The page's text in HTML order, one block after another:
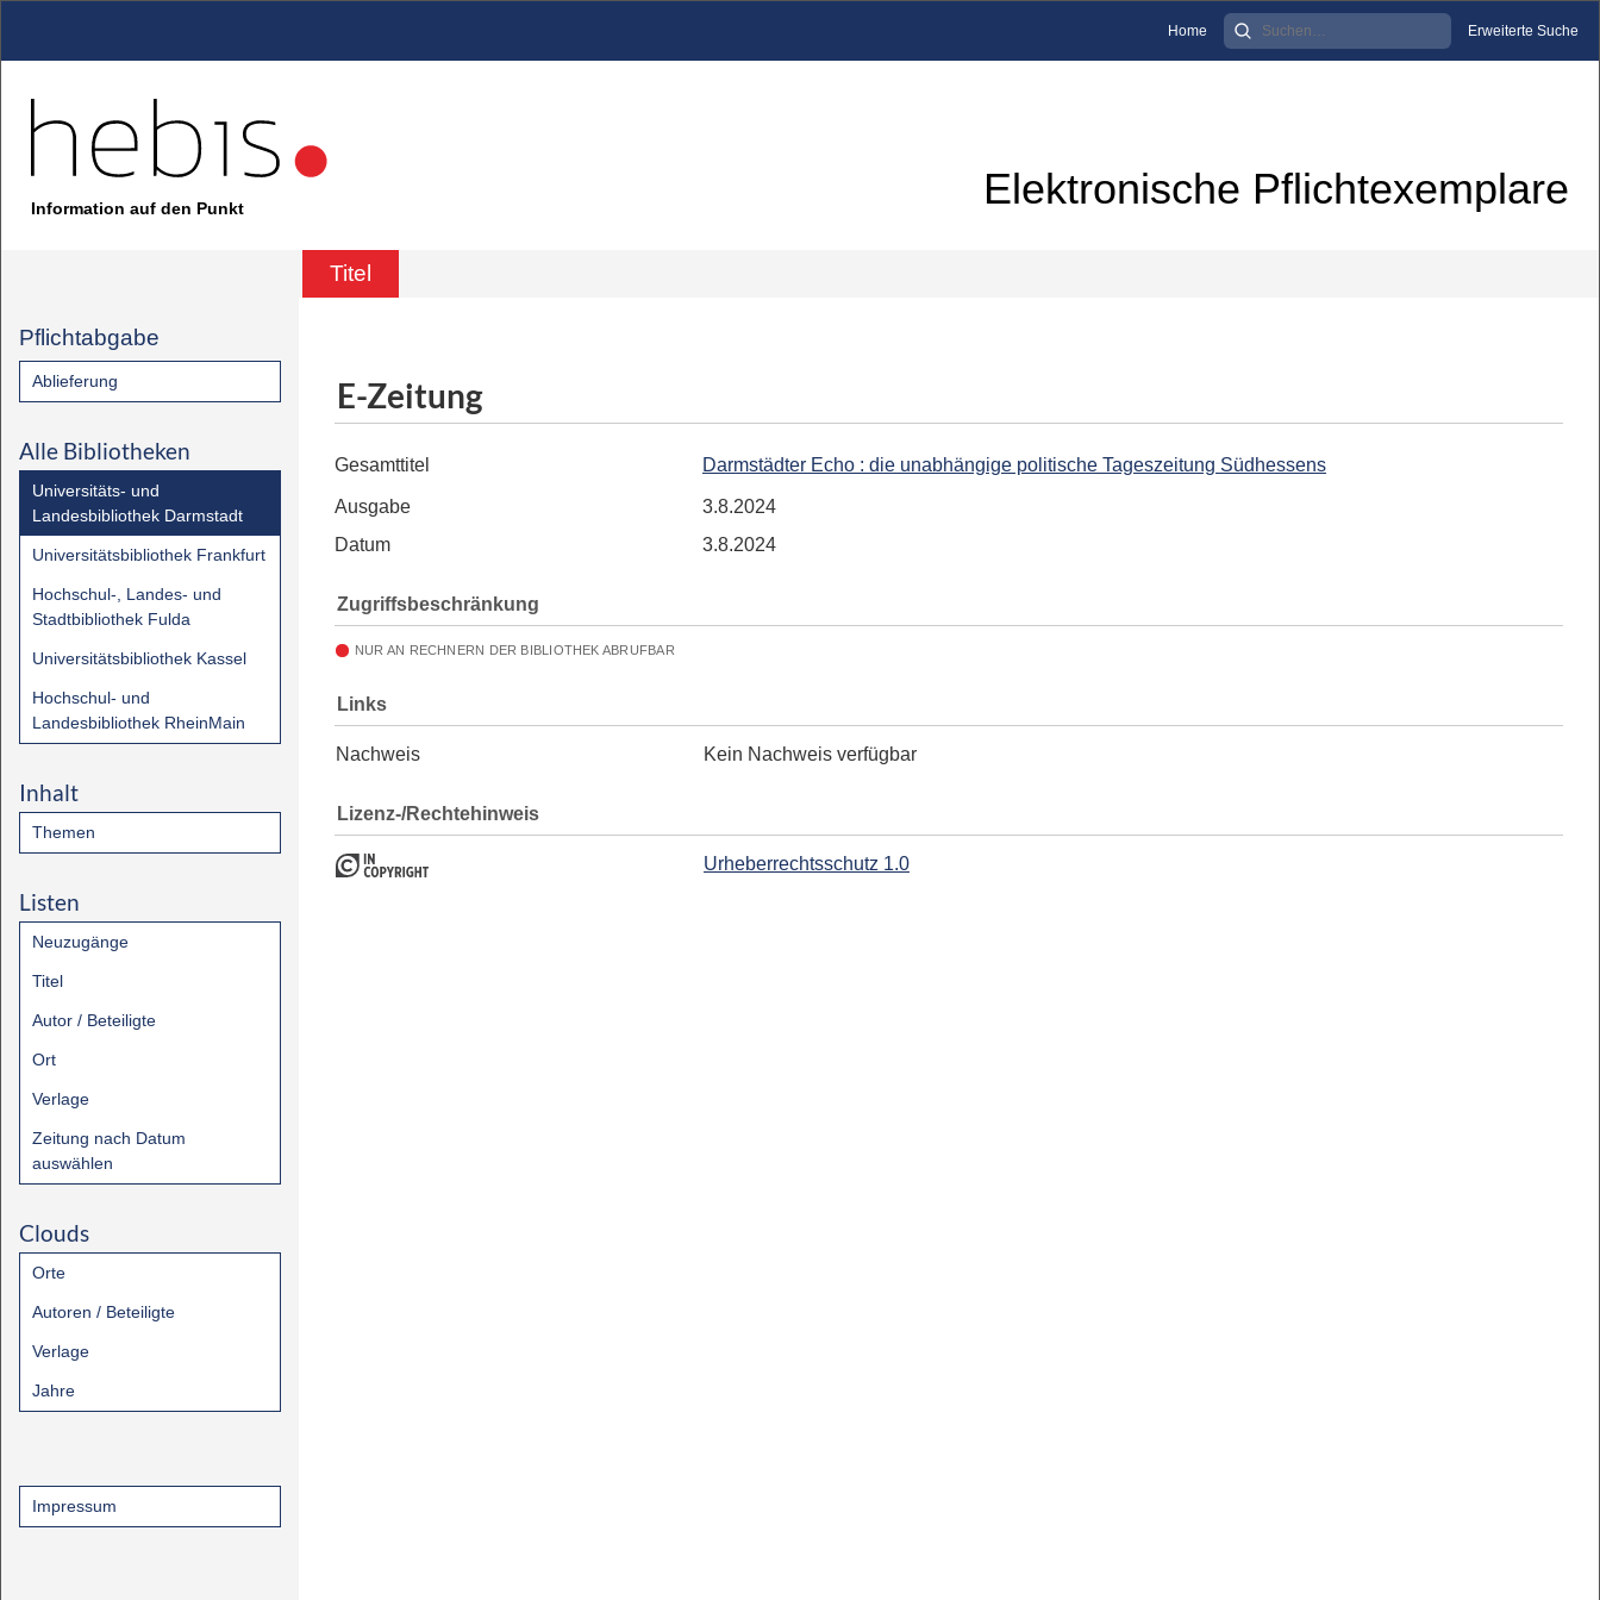
Home Erweiterte Suche
Information auf den Punkt Elektronische Pflichtexemplare
Titel
Pflichtabgabe
Ablieferung
Alle Bibliotheken
Universitäts- und
Landesbibliothek Darmstadt
Universitätsbibliothek Frankfurt
Hochschul-, Landes- und
Stadtbibliothek Fulda
Universitätsbibliothek Kassel
Hochschul- und
Landesbibliothek RheinMain
Inhalt
Themen
Listen
Neuzugänge
Titel
Autor / Beteiligte
Ort
Verlage
Zeitung nach Datum
auswählen
Clouds
Orte
Autoren / Beteiligte
Verlage
Jahre
Impressum
E-Zeitung
Gesamttitel Darmstädter Echo : die unabhängige politische Tageszeitung Südhessens
Ausgabe
3.8.2024
Datum
3.8.2024
Zugriffsbeschränkung
NUR AN RECHNERN DER BIBLIOTHEK ABRUFBAR
Links
Nachweis Kein Nachweis verfügbar
Lizenz-/Rechtehinweis
Urheberrechtsschutz 1.0